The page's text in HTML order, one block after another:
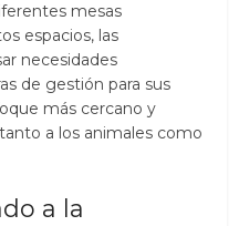
mesas
espacios, las
necesidades
de gestión para sus
más cercano y
a los animales como
a la